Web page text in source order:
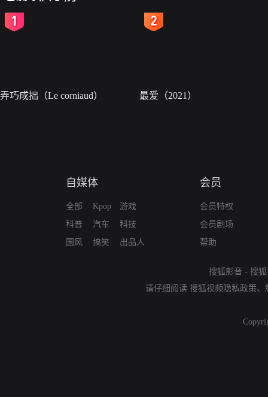
弄巧成拙（Le corniaud） 最爱（2021）
自媒体
全部
科普
国风
Kpop
汽车
搞笑
游戏
科技
出品人
会员
会员特权
会员剧场
帮助
搜狐影音 - 搜
请仔细阅读 搜狐视频隐私政策、